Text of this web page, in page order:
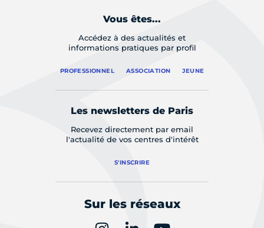
Vous êtes...
Accédez à des actualités et
informations pratiques par profil
PROFESSIONNEL ASSOCIATION JEUNE
Les newsletters de Paris
Recevez directement par email
l'actualité de vos centres d'intérêt
S'INSCRIRE
Sur les réseaux